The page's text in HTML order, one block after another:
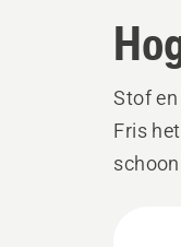
Stof
Fris